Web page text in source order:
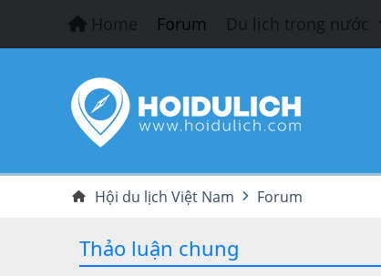
Home Forum Du lịch trong nước
Hội du lịch Việt Nam Forum
Thảo luận chung